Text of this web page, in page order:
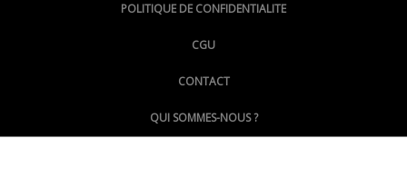
@LePoingMontpellier
POLITIQUE DE CONFIDENTIALITE
CGU
CONTACT
QUI SOMMES-NOUS ?